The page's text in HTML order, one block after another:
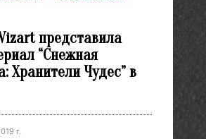
представила
“Снежная
Хранители Чудес” в
г.